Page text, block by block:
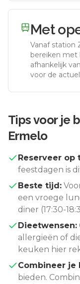
Met
Vanaf station
bereiken met
afhankelijk
voor de
Tips voor je
Ermelo
Reserveer op
feestdagen is
Beste tijd:
een vroege
diner (17:30-
Dieetwensen:
allergieën of
keuken hier
Combineer je
bieden.